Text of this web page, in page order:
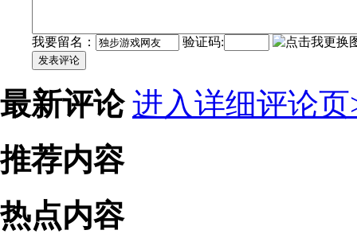
我要留名： 验证码:
发表评论
最新评论 进入详细评论页
推荐内容
热点内容